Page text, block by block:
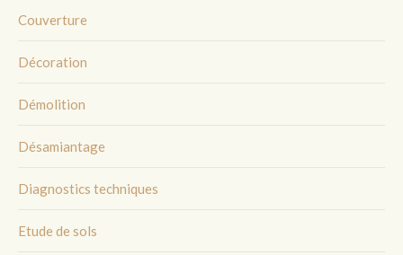
Couverture
Décoration
Démolition
Désamiantage
Diagnostics techniques
Etude de sols